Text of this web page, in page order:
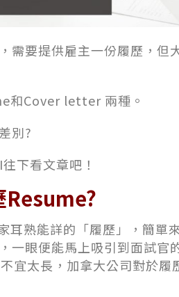
需要提供雇主一份履歷，但
和Cover letter 兩種。
別?
下看文章吧！
Resume?
耳熟能詳的「履歷」，簡單
一眼便能馬上吸引到面試
宜太長，加拿大公司對於